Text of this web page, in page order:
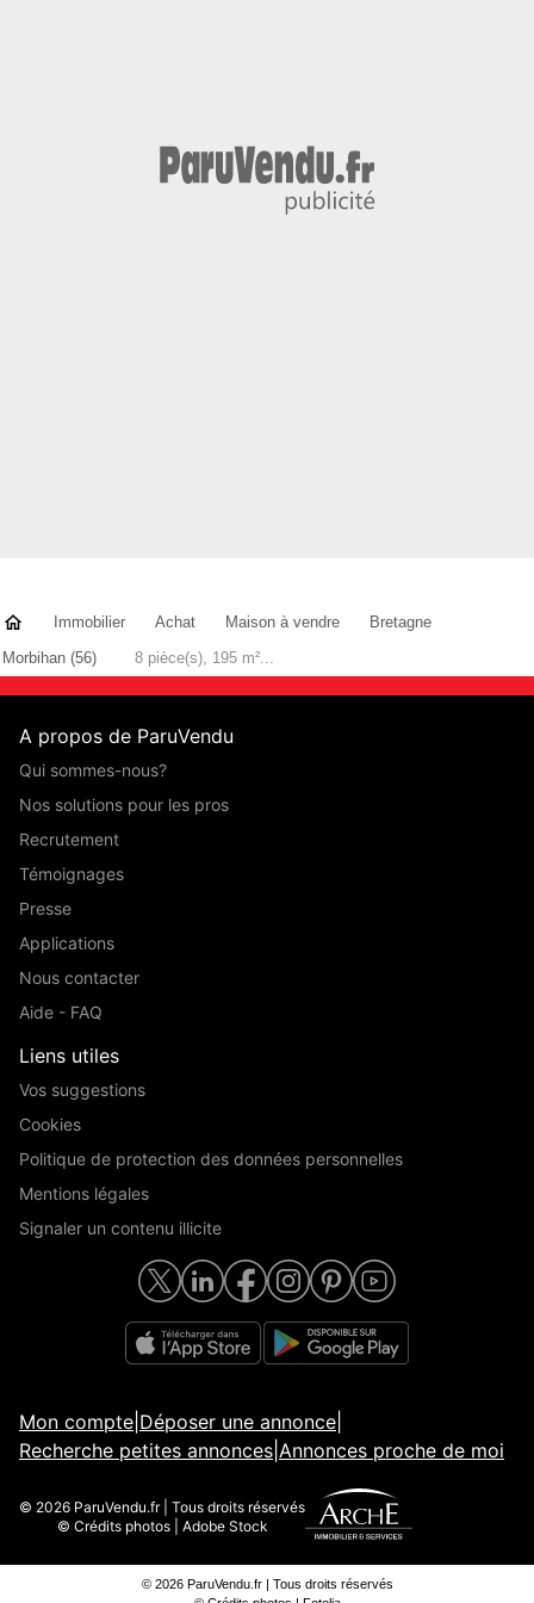
Immobilier Achat Maison à vendre
Bretagne
Morbihan (56)
8 pièce(s), 195 m²...
A propos de ParuVendu
Qui sommes-nous?
Nos solutions pour les pros
Recrutement
Témoignages
Presse
Applications
Nous contacter
Aide - FAQ
Liens utiles
Vos suggestions
Cookies
Politique de protection des données personnelles
Mentions légales
Signaler un contenu illicite
Mon compte Déposer une annonce
Recherche petites annonces Annonces proche de moi
© 2026 ParuVendu.fr | Tous droits réservés
© Crédits photos | Adobe Stock
© 2026 ParuVendu.fr | Tous droits réservés